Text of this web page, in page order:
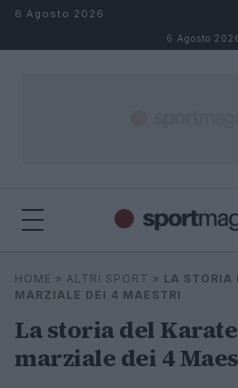
Salta al contenuto
6 Agosto 2026
6 Agosto
Cerca
HOME » ALTRI SPORT » LA STORIA
MARZIALE DEI 4 MAESTRI
La storia del
marziale dei 4